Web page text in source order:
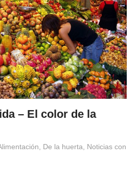
– El color de la
De la huerta
Noticias con